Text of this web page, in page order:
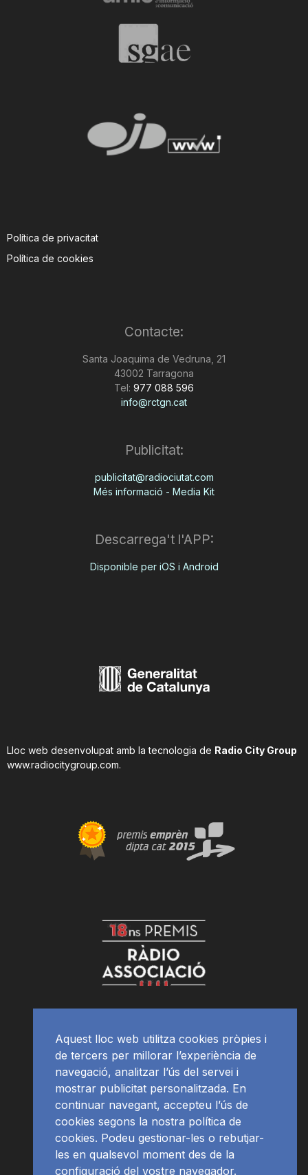
Política de privacitat
Política de cookies
Contacte:
Santa Joaquima de Vedruna, 21
43002 Tarragona
Tel: 977 088 596
info@rctgn.cat
Publicitat:
publicitat@radiociutat.com
Més informació - Media Kit
Descarrega't l'APP:
Disponible per iOS i Android
Lloc web desenvolupat amb la tecnologia de Radio City Group
www.radiocitygroup.com.
Aquest lloc web utilitza cookies pròpies i
de tercers per millorar l’experiència de
navegació, analitzar l’ús del servei i
mostrar publicitat personalitzada. En
continuar navegant, accepteu l’ús de
cookies segons la nostra política de
cookies. Podeu gestionar-les o rebutjar-
les en qualsevol moment des de la
configuració del vostre navegador.